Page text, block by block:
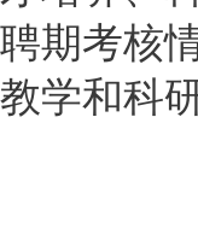
聘期考核
教学和科